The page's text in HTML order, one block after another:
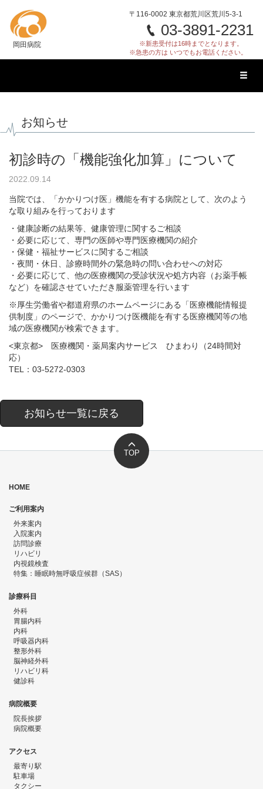
岡田病院
〒116-0002 東京都荒川区荒川5-3-1
03-3891-2231
※新患受付は16時までとなります。
※急患の方は いつでもお電話ください。
Toggle
お知らせ
初診時の「機能強化加算」について
2022.09.14
当院では、「かかりつけ医」機能を有する病院として、次のよう
な取り組みを行っております
・健康診断の結果等、健康管理に関するご相談
・必要に応じて、専門の医師や専門医療機関の紹介
・保健・福祉サービスに関するご相談
・夜間・休日、診療時間外の緊急時の問い合わせへの対応
・必要に応じて、他の医療機関の受診状況や処方内容（お薬手帳
など）を確認させていただき服薬管理を行います
※厚生労働省や都道府県のホームページにある「医療機能情報提
供制度」のページで、かかりつけ医機能を有する医療機関等の地
域の医療機関が検索できます。
<東京都> 医療機関・薬局案内サービス ひまわり（24時間対
応）
TEL：03-5272-0303
お知らせ一覧に戻る
TOP
HOME
ご利用案内
外来案内
入院案内
訪問診療
リハビリ
内視鏡検査
特集：睡眠時無呼吸症候群（SAS）
診療科目
外科
胃腸内科
内科
呼吸器内科
整形外科
脳神経外科
リハビリ科
健診科
病院概要
院長挨拶
病院概要
アクセス
最寄り駅
駐車場
タクシー